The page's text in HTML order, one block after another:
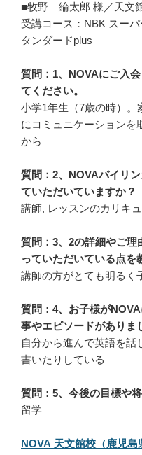
■牧野 綸太郎 様／天文
受講コース：NBK スー
タンダードplus
質問：1、NOVAにご入
てください。
小学1年生（7歳の時）。
にコミュニケーションを
から
質問：2、NOVAバイリ
ていただいていますか？
講師, レッスンのカリキ
質問：3、2の詳細やご理
っていただいている点を
講師の方がとても明るく
質問：4、お子様が
事やエピソードがありま
自分から進んで英語を話
書いたりしている
質問：5、今後の目標や
留学
NOVA 天文館校（鹿児島